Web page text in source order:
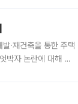
·재건축을 통한 주택
박자 논란에 대해 정